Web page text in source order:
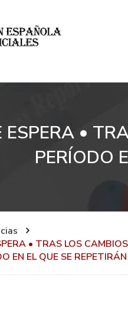
ESPERA •
PERÍODO
• TRAS LOS
EN EL QUE SE